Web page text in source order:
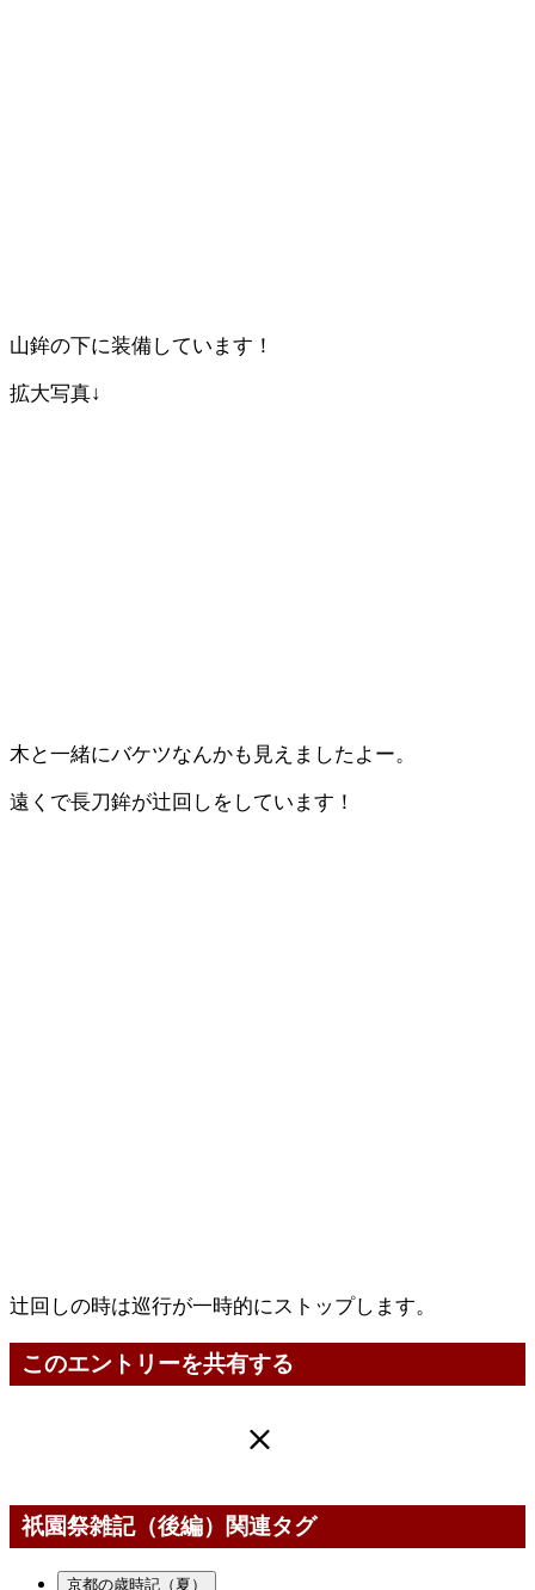
山鉾の下に装備しています！
拡大写真↓
木と一緒にバケツなんかも見えましたよー。
遠くで長刀鉾が辻回しをしています！
辻回しの時は巡行が一時的にストップします。
このエントリーを共有する
祇園祭雑記（後編）関連タグ
京都の歳時記（夏）